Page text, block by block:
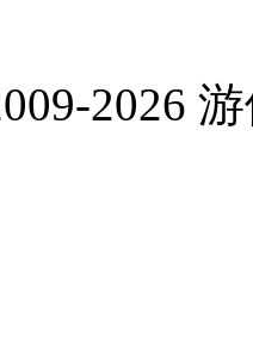
2026